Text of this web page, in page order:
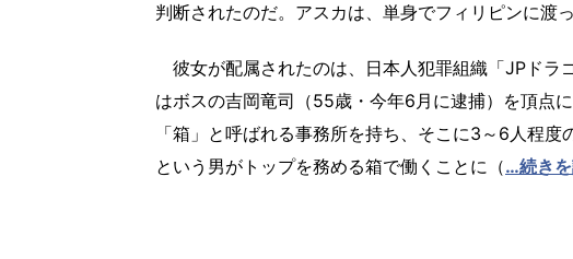
判断されたのだ。アスカは、単身でフィリピンに渡っ
彼女が配属されたのは、日本人犯罪組織「JPドラ
はボスの吉岡竜司（55歳・今年6月に逮捕）を頂点
「箱」と呼ばれる事務所を持ち、そこに3～6人程度
という男がトップを務める箱で働くことに（…続き